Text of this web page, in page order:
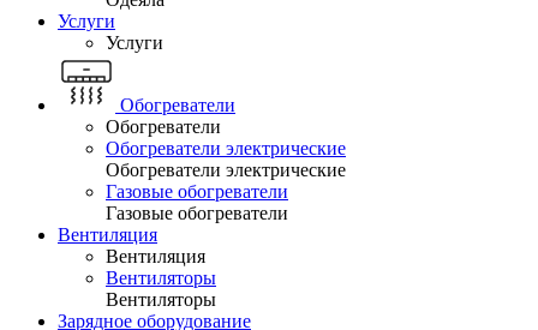
Услуги
Услуги
Обогреватели
Обогреватели
Обогреватели электрические
Обогреватели электрические
Газовые обогреватели
Газовые обогреватели
Вентиляция
Вентиляция
Вентиляторы
Вентиляторы
Зарядное оборудование